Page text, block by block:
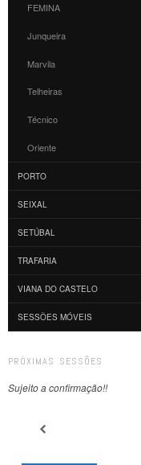
FEMINA
Junqueira
Marvila
Telheiras
Técnico
Oriente
PORTO
SEIXAL
SETÚBAL
TRAFARIA
VIANA DO CASTELO
SESSÕES MÓVEIS
PRÓXIMAS SESSÕES
Sujeito a confirmação!!